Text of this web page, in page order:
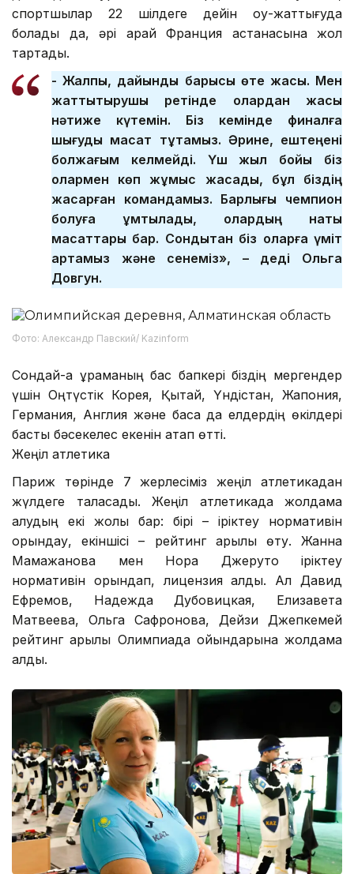
спортшылар 22 шілдеге дейін оқу-жаттығуда
болады да, әрі қарай Франция астанасына жол
тартады.
- Жалпы, дайындық барысы өте жақсы. Мен
жаттықтырушы ретінде олардан жақсы
нәтиже күтемін. Біз кемінде финалға
шығуды мақсат тұтамыз. Әрине, ештеңені
болжағым келмейді. Үш жыл бойы біз
олармен көп жұмыс жасадық, бұл біздің
жасарған командамыз. Барлығы чемпион
болуға ұмтылады, олардың нақты
мақсаттары бар. Сондықтан біз оларға үміт
артамыз және сенеміз», – деді Ольга
Довгун.
Фото: Александр Павский/ Kazinform
Сондай-ақ құраманың бас бапкері біздің мергендер
үшін Оңтүстік Корея, Қытай, Үндістан, Жапония,
Германия, Англия және басқа да елдердің өкілдері
басты бәсекелес екенін атап өтті.
Жеңіл атлетика
Париж төрінде 7 жерлесіміз жеңіл атлетикадан
жүлдеге таласады. Жеңіл атлетикада жолдама
алудың екі жолы бар: бірі – іріктеу нормативін
орындау, екіншісі – рейтинг арқылы өту. Жанна
Мамажанова мен Нора Джеруто іріктеу
нормативін орындап, лицензия алды. Ал Давид
Ефремов, Надежда Дубовицкая, Елизавета
Матвеева, Ольга Сафронова, Дейзи Джепкемей
рейтинг арқылы Олимпиада ойындарына жолдама
алды.